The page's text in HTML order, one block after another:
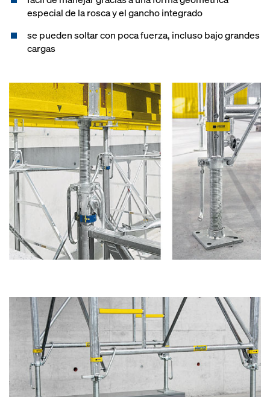
especial de la rosca y el gancho integrado
se pueden soltar con poca fuerza, incluso bajo grandes
cargas